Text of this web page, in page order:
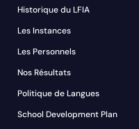
Historique du LFIA
Les Instances
Les Personnels
Nos Résultats
Politique de Langues
School Development Plan